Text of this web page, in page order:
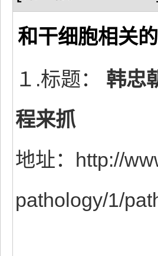
和干细胞相关
１.标题：
韩忠
程来抓
地址：http://
pathology/1/